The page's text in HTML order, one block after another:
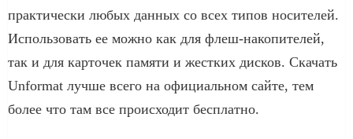
практически любых данных со всех типов носителей.
Использовать ее можно как для флеш-накопителей,
так и для карточек памяти и жестких дисков. Скачать
Unformat лучше всего на официальном сайте, тем
более что там все происходит бесплатно.